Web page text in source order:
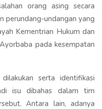
orang asing secara
perundang-undangan yang
Kementrian Hukum dan
pada kesempatan
serta identifikasi
isu dibahas dalam tim
Antara lain, adanya